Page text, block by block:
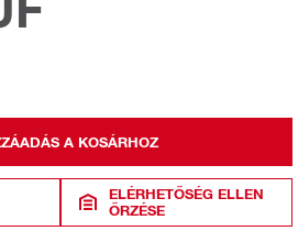
A KOSÁRHOZ
ELÉRHETŐSÉG ELLEN
ŐRZÉSE